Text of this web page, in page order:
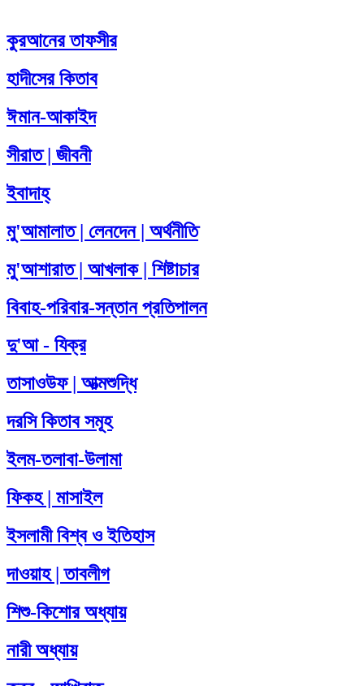
কুরআনের তাফসীর
হাদীসের কিতাব
ঈমান-আকাইদ
সীরাত | জীবনী
ইবাদাহ্
মু'আমালাত | লেনদেন | অর্থনীতি
মু'আশারাত | আখলাক | শিষ্টাচার
বিবাহ-পরিবার-সন্তান প্রতিপালন
দু'আ - যিক্‌র
তাসাওউফ | আত্মশুদ্ধি
দরসি কিতাব সমূহ
ইলম-তলাবা-উলামা
ফিকহ | মাসাইল
ইসলামী বিশ্ব ও ইতিহাস
দাওয়াহ | তাবলীগ
শিশু-কিশোর অধ্যায়
নারী অধ্যায়